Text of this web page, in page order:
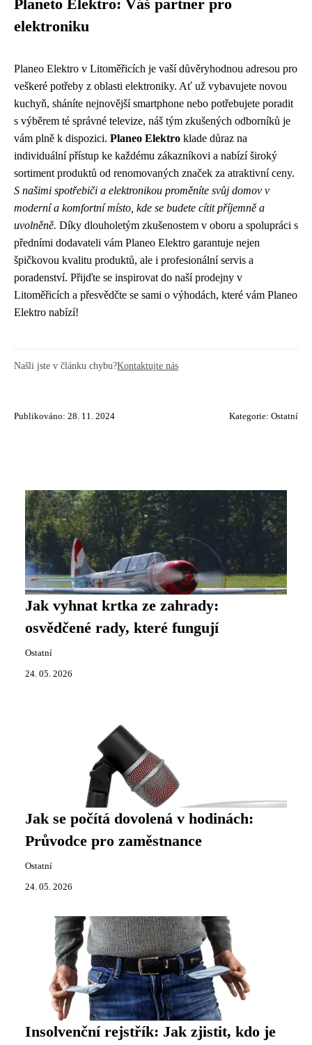
Planeto Elektro: Váš partner pro
elektroniku
Planeo Elektro v Litoměřicích je vaší důvěryhodnou adresou pro
veškeré potřeby z oblasti elektroniky. Ať už vybavujete novou
kuchyň, sháníte nejnovější smartphone nebo potřebujete poradit
s výběrem té správné televize, náš tým zkušených odborníků je
vám plně k dispozici. Planeo Elektro klade důraz na
individuální přístup ke každému zákazníkovi a nabízí široký
sortiment produktů od renomovaných značek za atraktivní ceny.
S našimi spotřebiči a elektronikou proměníte svůj domov v
moderní a komfortní místo, kde se budete cítit příjemně a
uvolněně. Díky dlouholetým zkušenostem v oboru a spolupráci s
předními dodavateli vám Planeo Elektro garantuje nejen
špičkovou kvalitu produktů, ale i profesionální servis a
poradenství. Přijďte se inspirovat do naší prodejny v
Litoměřicích a přesvědčte se sami o výhodách, které vám Planeo
Elektro nabízí!
Našli jste v článku chybu?Kontaktujte nás
Publikováno: 28. 11. 2024 Kategorie: Ostatní
Jak vyhnat krtka ze zahrady:
osvědčené rady, které fungují
Ostatní
24. 05. 2026
Jak se počítá dovolená v hodinách:
Průvodce pro zaměstnance
Ostatní
24. 05. 2026
Insolvenční rejstřík: Jak zjistit, kdo je